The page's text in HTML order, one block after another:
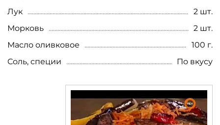
Лук
2 шт.
Морковь
2 шт.
Масло оливковое
100 г.
Соль, специи
По вкусу